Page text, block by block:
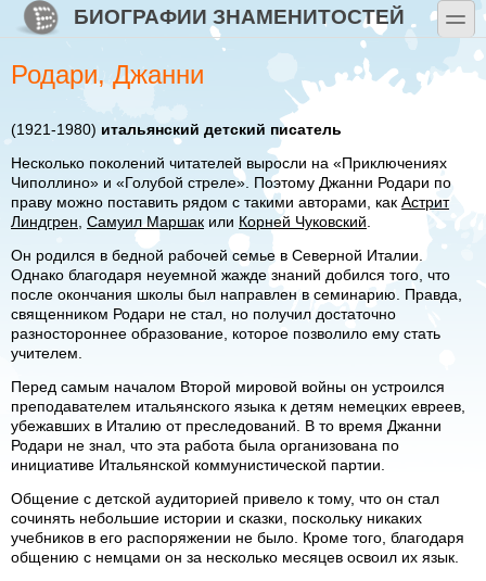
Перейти к основному содержанию
Skip to searchБИОГРАФИИ ЗНАМЕНИТОСТЕЙ toggle
Родари, Джанни
(1921-1980) итальянский детский писатель
Несколько поколений читателей выросли на «Приключениях
Чиполлино» и «Голубой стреле». Поэтому Джанни Родари по
праву можно поставить рядом с такими авторами, как Астрит
Линдгрен, Самуил Маршак или Корней Чуковский.
Он родился в бедной рабочей семье в Северной Италии.
Однако благодаря неуемной жажде знаний добился того, что
после окончания школы был направлен в семинарию. Правда,
священником Родари не стал, но получил достаточно
разностороннее образование, которое позволило ему стать
учителем.
Перед самым началом Второй мировой войны он устроился
преподавателем итальянского языка к детям немецких евреев,
убежавших в Италию от преследований. В то время Джанни
Родари не знал, что эта работа была организована по
инициативе Итальянской коммунистической партии.
Общение с детской аудиторией привело к тому, что он стал
сочинять небольшие истории и сказки, поскольку никаких
учебников в его распоряжении не было. Кроме того, благодаря
общению с немцами он за несколько месяцев освоил их язык.